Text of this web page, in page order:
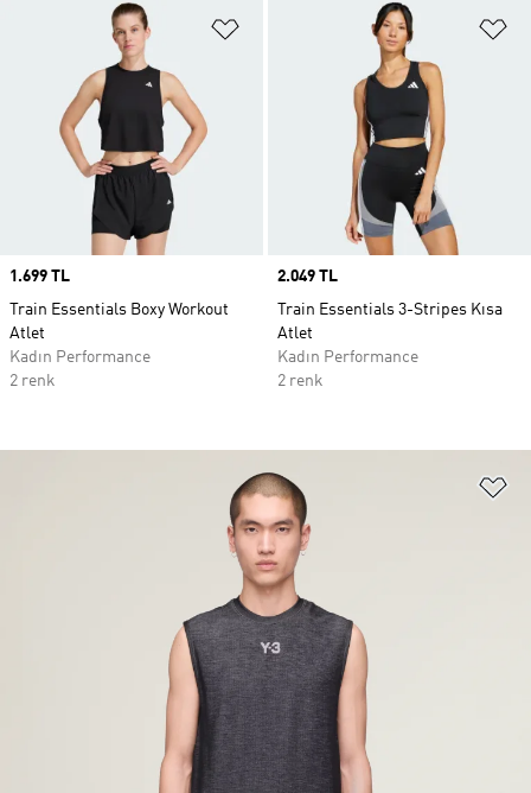
Favori Listesine Ekle
Price
1.699 TL
Train Essentials Boxy Workout
Atlet
Kadın Performance
2 renk
Price
2.049 TL
Train Essentials 3-Stripes Kısa
Atlet
Kadın Performance
2 renk